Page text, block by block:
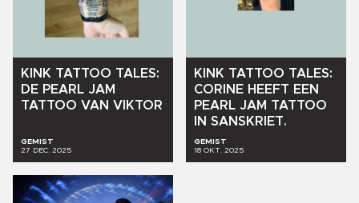
KINK TATTOO TALES:
DE PEARL JAM
TATTOO VAN VIKTOR
GEMIST
27 DEC. 2025
KINK TATTOO TALES:
CORINE HEEFT EEN
PEARL JAM TATTOO
IN SANSKRIET.
GEMIST
18 OKT. 2025